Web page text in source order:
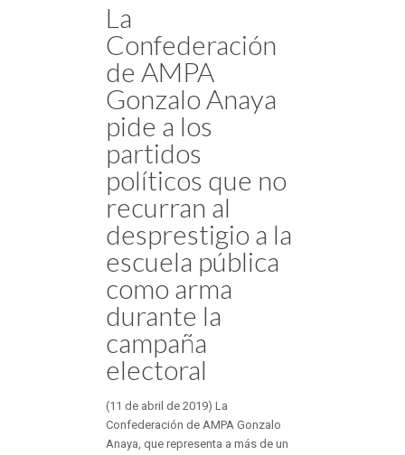
La
Confederación
de AMPA
Gonzalo Anaya
pide a los
partidos
políticos que no
recurran al
desprestigio a la
escuela pública
como arma
durante la
campaña
electoral
(11 de abril de 2019) La
Confederación de AMPA Gonzalo
Anaya, que representa a más de un